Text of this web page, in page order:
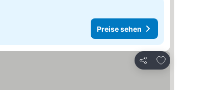
Preise sehen
Teilen
Zu Favoriten